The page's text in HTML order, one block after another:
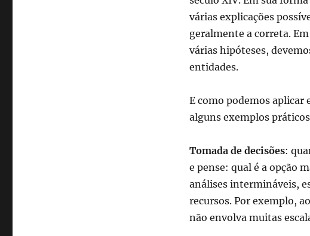
várias explicações
geralmente a correta.
várias hipóteses,
entidades.
E como podemos aplicar
alguns exemplos
Tomada de decisões:
e pense: qual é a opção
análises intermináveis,
recursos. Por exemplo,
não envolva muitas